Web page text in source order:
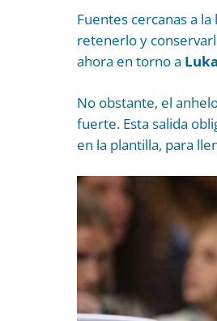
Fuentes cercanas a
retenerlo y
ahora en torno a
No obstante, el
fuerte. Esta salida
en la plantilla, para